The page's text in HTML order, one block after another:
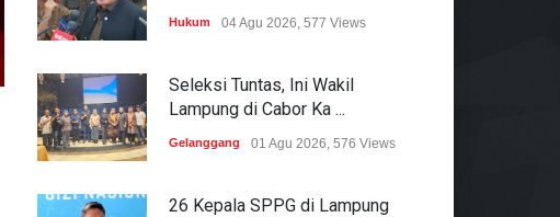
Hukum 04 Agu 2026, 577 Views
Seleksi Tuntas, Ini Wakil
Lampung di Cabor Ka ...
Gelanggang 01 Agu 2026, 576 Views
26 Kepala SPPG di Lampung